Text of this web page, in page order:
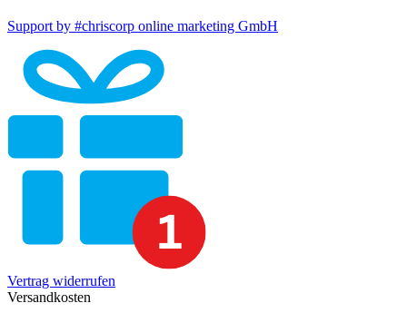
Support by #chriscorp online marketing GmbH
Vertrag widerrufen
Versandkosten